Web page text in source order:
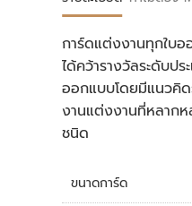
การ์ดแต่งงานทุกใบ
ได้คว้ารางวัลระดับป
ออกแบบโดยมีแนวคิด
งานแต่งงานที่หลาก
ชนิด
ขนาดการ์ด